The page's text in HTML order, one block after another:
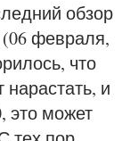
обзор
февраля,
что
и
это может